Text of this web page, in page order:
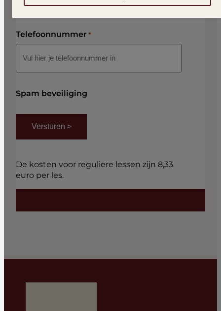
Telefoonnummer *
Spam beveiliging
De kosten voor reguliere lessen zijn 8,33
euro per les.